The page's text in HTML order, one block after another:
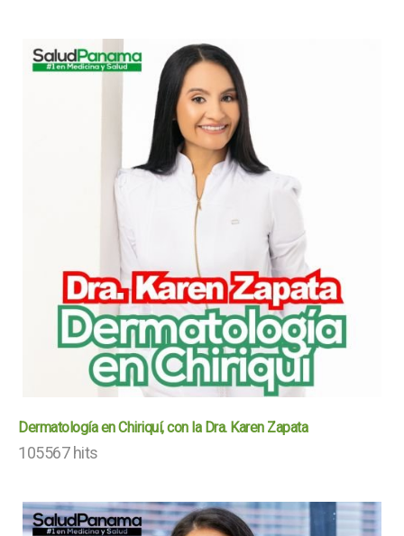
Dermatología en Chiriquí, con la Dra. Karen Zapata
105567 hits